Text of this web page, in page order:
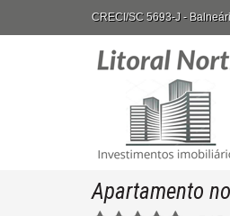
CRECI/SC 5693-J -
Apartamento